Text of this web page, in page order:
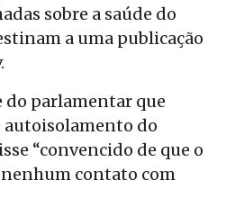
sobre a saúde do
a uma publicação
parlamentar que
autoisolamento do
“convencido de que o
contato com